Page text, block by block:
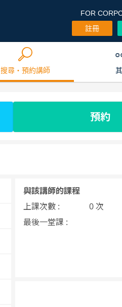
FOR
註冊
搜尋・預約講師
預約
與該講師的課程
上課次數 :
0 次
最後一堂課 :